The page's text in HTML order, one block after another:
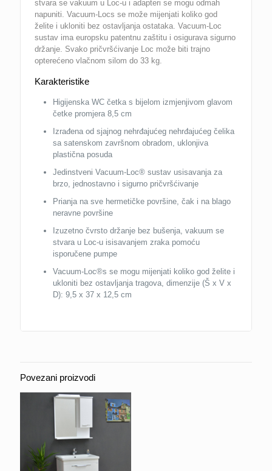
stvara se vakuum u Loc-u i adapteri se mogu odmah
napuniti. Vacuum-Locs se može mijenjati koliko god
želite i ukloniti bez ostavljanja ostataka. Vacuum-Loc
sustav ima europsku patentnu zaštitu i osigurava sigurno
držanje. Svako pričvršćivanje Loc može biti trajno
opterećeno vlačnom silom do 33 kg.
Karakteristike
Higijenska WC četka s bijelom izmjenjivom glavom
četke promjera 8,5 cm
Izrađena od sjajnog nehrđajućeg nehrđajućeg čelika
sa satenskom završnom obradom, uklonjiva
plastična posuda
Jedinstveni Vacuum-Loc® sustav usisavanja za
brzo, jednostavno i sigurno pričvršćivanje
Prianja na sve hermetičke površine, čak i na blago
neravne površine
Izuzetno čvrsto držanje bez bušenja, vakuum se
stvara u Loc-u isisavanjem zraka pomoću
isporučene pumpe
Vacuum-Loc®s se mogu mijenjati koliko god želite i
ukloniti bez ostavljanja tragova, dimenzije (Š x V x
D): 9,5 x 37 x 12,5 cm
Povezani proizvodi